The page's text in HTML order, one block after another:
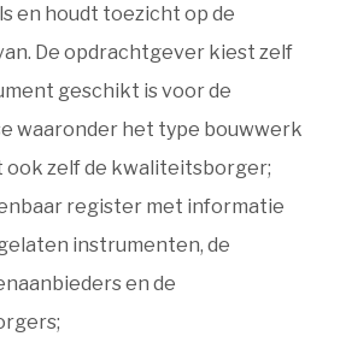
en houdt toezicht op de
De opdrachtgever kiest zelf
geschikt is voor de
waaronder het type bouwwerk
ook zelf de kwaliteitsborger;
register met informatie
instrumenten, de
en de